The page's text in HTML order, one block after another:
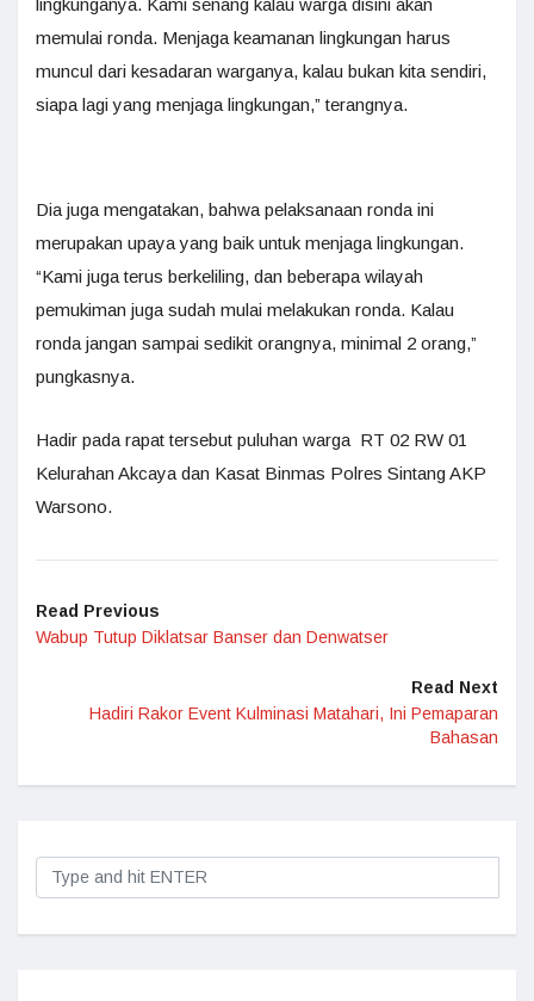
lingkunganya. Kami senang kalau warga disini akan
memulai ronda. Menjaga keamanan lingkungan harus
muncul dari kesadaran warganya, kalau bukan kita sendiri,
siapa lagi yang menjaga lingkungan,” terangnya.
Dia juga mengatakan, bahwa pelaksanaan ronda ini
merupakan upaya yang baik untuk menjaga lingkungan.
“Kami juga terus berkeliling, dan beberapa wilayah
pemukiman juga sudah mulai melakukan ronda. Kalau
ronda jangan sampai sedikit orangnya, minimal 2 orang,”
pungkasnya.
Hadir pada rapat tersebut puluhan warga RT 02 RW 01
Kelurahan Akcaya dan Kasat Binmas Polres Sintang AKP
Warsono.
Read Previous
Wabup Tutup Diklatsar Banser dan Denwatser
Read Next
Hadiri Rakor Event Kulminasi Matahari, Ini Pemaparan
Bahasan